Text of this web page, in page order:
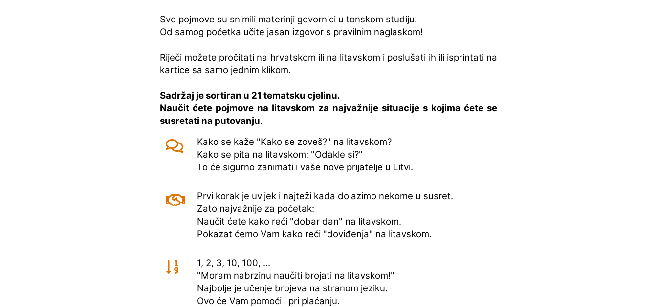
Sve pojmove su snimili materinji govornici u tonskom studiju.
Od samog početka učite jasan izgovor s pravilnim naglaskom!
Riječi možete pročitati na hrvatskom ili na litavskom i poslušati ih ili isprintati na
kartice sa samo jednim klikom.
Sadržaj je sortiran u 21 tematsku cjelinu.
Naučit ćete pojmove na litavskom za najvažnije situacije s kojima ćete se
susretati na putovanju.
Kako se kaže "Kako se zoveš?" na litavskom?
Kako se pita na litavskom: "Odakle si?"
To će sigurno zanimati i vaše nove prijatelje u Litvi.
Prvi korak je uvijek i najteži kada dolazimo nekome u susret.
Zato najvažnije za početak:
Naučit ćete kako reći "dobar dan" na litavskom.
Pokazat ćemo Vam kako reći "doviđenja" na litavskom.
1, 2, 3, 10, 100, ...
"Moram nabrzinu naučiti brojati na litavskom!"
Najbolje je učenje brojeva na stranom jeziku.
Ovo će Vam pomoći i pri plaćanju.